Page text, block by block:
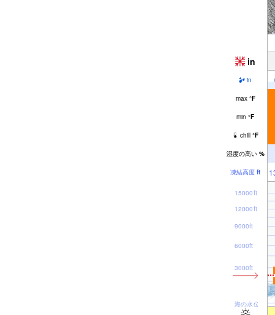
in
in
max °F
min °F
chill °F
湿度の高い %
凍結高度 ft
海の水位
3000ft
6000ft
9000ft
12000ft
15000ft